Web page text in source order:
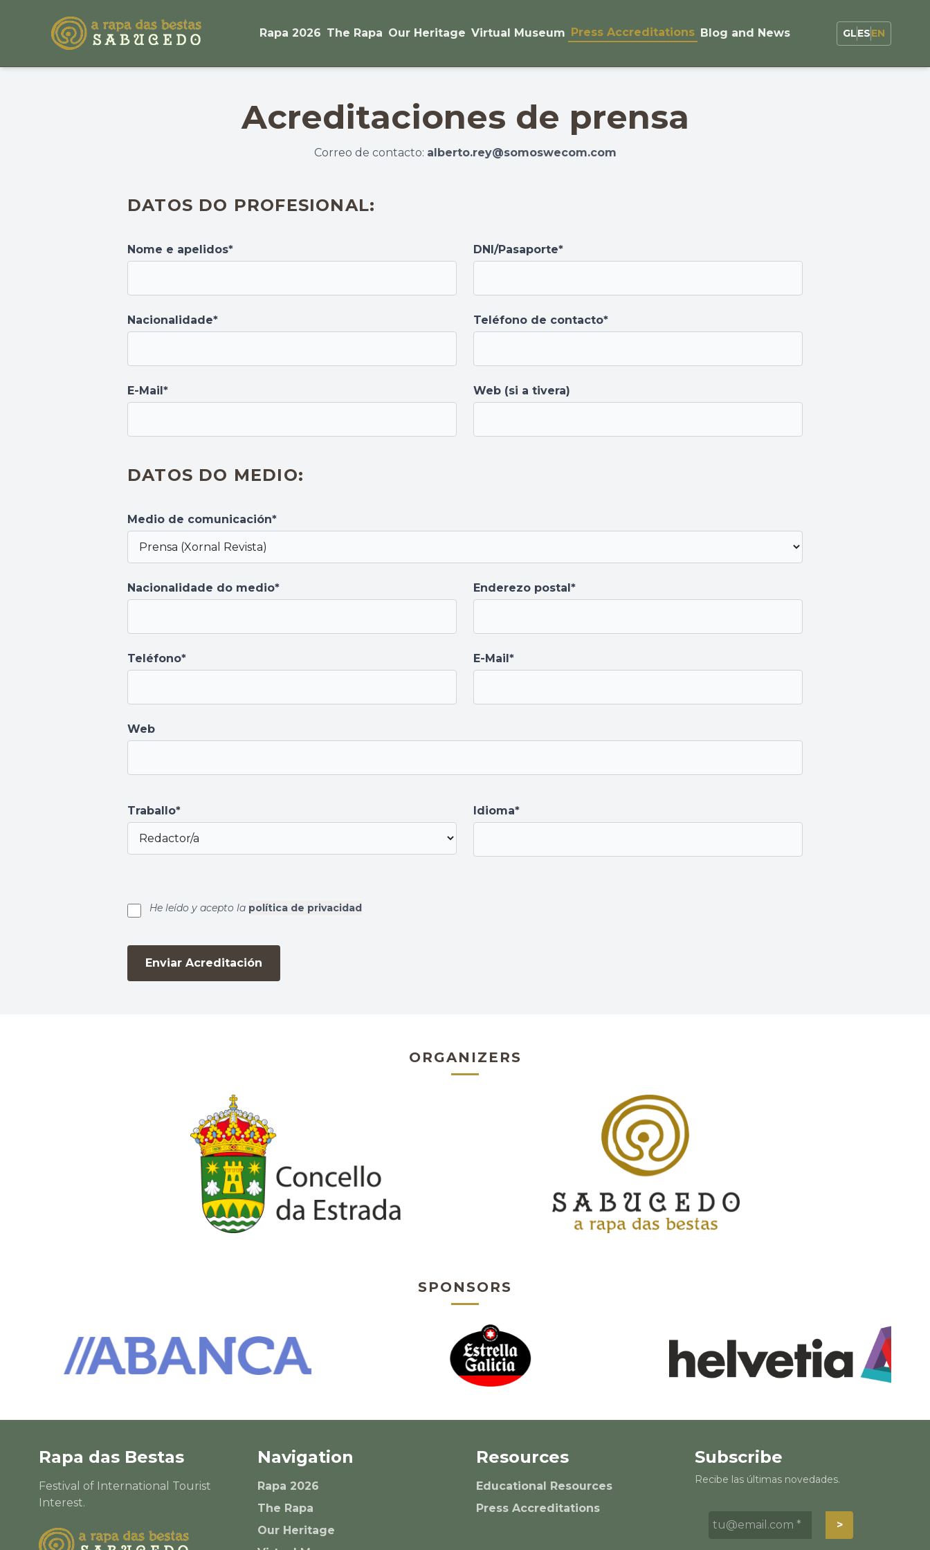
Rapa 2026 The Rapa Our Heritage Virtual Museum Press Accreditations Blog and News GLESEN
Acreditaciones de prensa
Correo de contacto: alberto.rey@somoswecom.com
DATOS DO PROFESIONAL:
Nome e apelidos* DNI/Pasaporte*
Nacionalidade* Teléfono de contacto*
E-Mail* Web (si a tivera)
DATOS DO MEDIO:
Medio de comunicación*
Nacionalidade do medio* Enderezo postal*
Teléfono* E-Mail*
Web
Traballo* Idioma*
He leído y acepto la política de privacidad
Enviar Acreditación
ORGANIZERS
SPONSORS
Rapa das Bestas
Festival of International Tourist
Interest.
Navigation
Rapa 2026
The Rapa
Our Heritage
Resources
Educational Resources
Press Accreditations
Subscribe
Recibe las últimas novedades.